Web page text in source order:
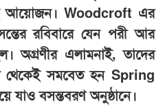
আয়োজন। Woodcroft এর
রবিবারে যেন পরী আর
অগ্রণীর এলামনাই, তাদের
থেকেই সমবেত হন Spring
যাও বসন্তবরণ অনুষ্ঠানে।